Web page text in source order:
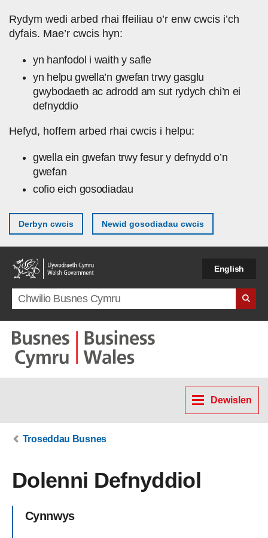
Rydym wedi arbed rhai ffeiliau o’r enw cwcis i’ch
dyfais. Mae’r cwcis hyn:
yn hanfodol i waith y safle
yn helpu gwella’n gwefan trwy gasglu
gwybodaeth ac adrodd am sut rydych chi’n ei
defnyddio
Hefyd, hoffem arbed rhai cwcis i helpu:
gwella ein gwefan trwy fesur y defnydd o’n
gwefan
cofio eich gosodiadau
Derbyn cwcis Newid gosodiadau cwcis
English
Search term
Dewislen
Troseddau Busnes
Dolenni Defnyddiol
Cynnwys